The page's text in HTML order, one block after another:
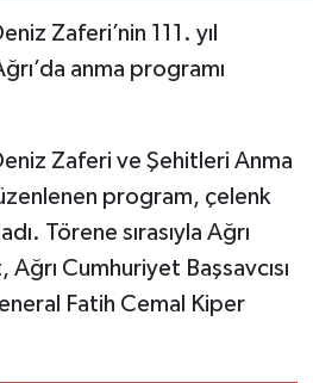
Zaferi’nin 111. yıl
anma programı
Zaferi ve Şehitleri Anma
program, çelenk
Törene sırasıyla Ağrı
Cumhuriyet Başsavcısı
Fatih Cemal Kiper